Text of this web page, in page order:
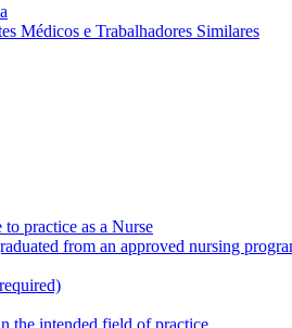
Médicos e Trabalhadores Similares
practice as a Nurse
from an approved nursing
the intended field of practice